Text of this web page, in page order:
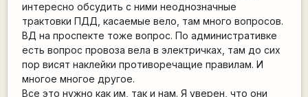
интересно обсудить с ними неоднозначные
трактовки ПДД, касаемые вело, там много вопросов.
ВД на проспекте тоже вопрос. По административке
есть вопрос провоза вела в электричках, там до сих
пор висят наклейки противоречащие правилам. И
многое многое другое.
Все это нужно как им, так и нам. Я уверен, что они